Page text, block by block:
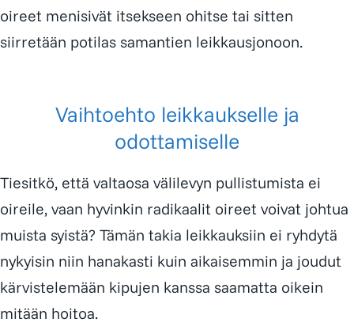
oireet menisivät itsekseen ohitse tai sitten
siirretään potilas samantien leikkausjonoon.
Vaihtoehto leikkaukselle ja
odottamiselle
Tiesitkö, että valtaosa välilevyn pullistumista ei
oireile, vaan hyvinkin radikaalit oireet voivat johtua
muista syistä? Tämän takia leikkauksiin ei ryhdytä
nykyisin niin hanakasti kuin aikaisemmin ja joudut
kärvistelemään kipujen kanssa saamatta oikein
mitään hoitoa.